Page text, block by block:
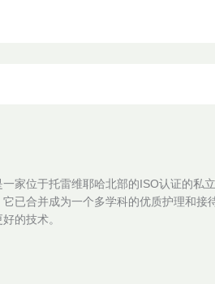
家位于托雷维耶哈北部的ISO认证的私
已合并成为一个多学科的优质护理和接
的技术。